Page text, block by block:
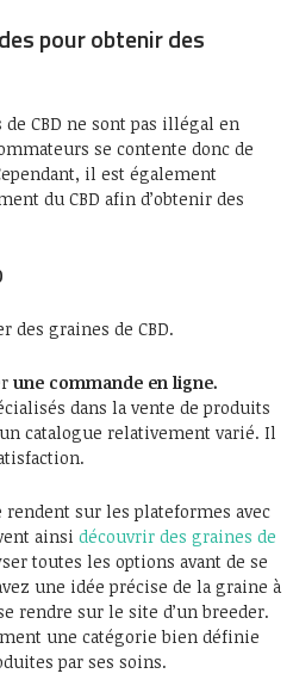
pour obtenir des
de CBD ne sont pas illégal en
se contente donc de
il est également
du CBD afin d’obtenir des
des graines de CBD.
une commande en ligne.
dans la vente de produits
catalogue relativement varié. Il
sur les plateformes avec
ainsi découvrir des graines de
toutes les options avant de se
une idée précise de la graine à
rendre sur le site d’un breeder.
une catégorie bien définie
par ses soins.